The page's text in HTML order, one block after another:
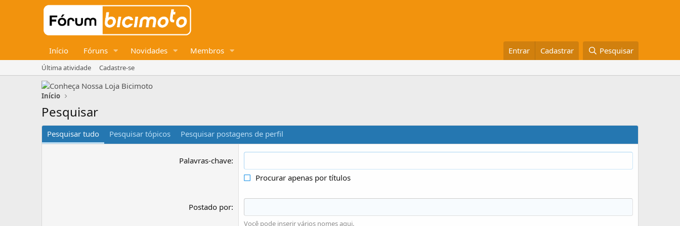
Início Fóruns Novidades Membros Entrar Cadastrar Pesquisar
Última atividade Cadastre-se
Início
Pesquisar
Pesquisar tudo Pesquisar tópicos Pesquisar postagens de perfil
Palavras-chave
Procurar apenas por títulos
Postado por
Você pode inserir vários nomes aqui.